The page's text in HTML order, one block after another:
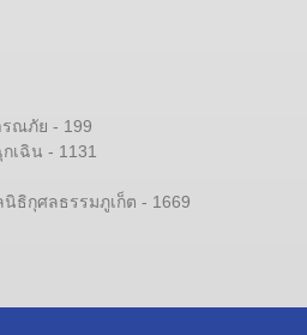
รณภัย - 199
เฉิน - 1131
ธิกุศลธรรมภูเก็ต - 1669